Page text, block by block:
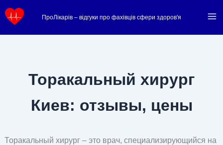
ПроЛікарів – відгуки про фахівців сфери здоров'я
Торакальный хирург
Киев: отзывы, цены
Торакальный хирург – это врач, специализирующийся на